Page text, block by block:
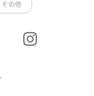
その他